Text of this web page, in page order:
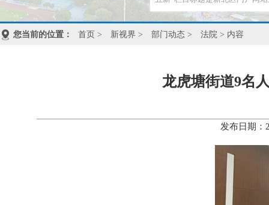
您当前的位置： 首页 > 新视界 > 部门动态 > 法院 > 内容
龙虎塘街道9名
发布日期：